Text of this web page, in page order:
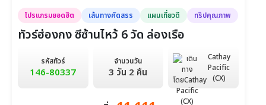
1,999
วันที่ 21-21
2,199
วันที่ 22-22
2,199
วันที่ 24-24
1,999
วันที่ 25-25
1,999
วันที่ 26-26
วันที่ 28-28
2,199
วันที่ 29-29
โปรแกรมยอดฮิต เส้นทางคัดสรร แผนเที่ยวดี ทริปคุณภาพ
ทัวร์ฮ่องกง ซีซ้านไหว้ 6 วัด ล่องเรือ
รหัสทัวร์
146-80337
จำนวนวัน
3 วัน 2 คืน
Cathay
Pacific
(CX)